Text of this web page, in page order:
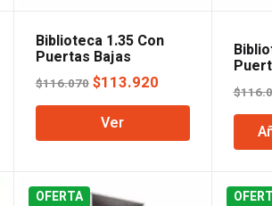
Biblioteca 1.35 Con
Puertas Bajas
Jacaranda Orlandi
$116.070 El
precio
original
era:
$113.920El
precio
es:
Ver
$
OFERTA